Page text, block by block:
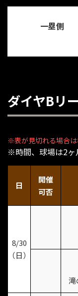
一塁側
ダイヤBリ
※時間、球場は2ヶ
日
開催
可否
8/30
（日）
滝